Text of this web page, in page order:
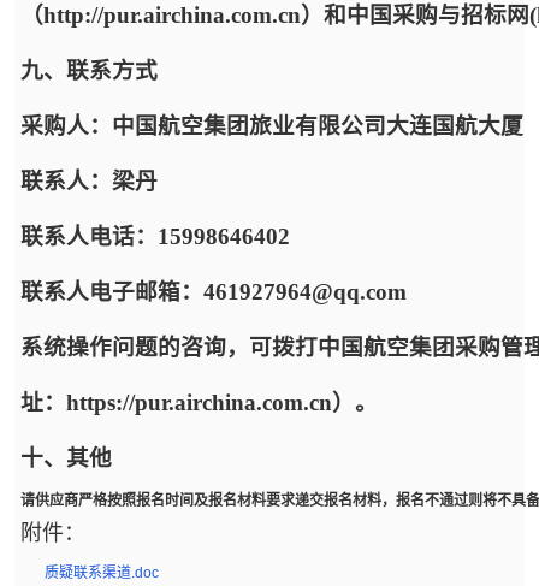
（http://pur.airchina.com.cn）和中国采购与招标
九、联系方式
采购人：中国航空集团旅业有限公司大连国航大厦
联系人：梁丹
联系人电话：15998646402
联系人电子邮箱：461927964@qq.com
系统操作问题的咨询，可拨打中国航空集团采购
址：https://pur.airchina.com.cn）。
十、其他
请供应商严格按照报名时间及报名材料要求递交报名材料，报名不通过则将不具
附件：
质疑联系渠道.doc